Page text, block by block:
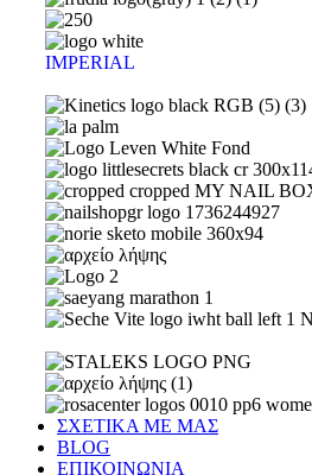
IMPERIAL
ΣΧΕΤΙΚΑ ΜΕ ΜΑΣ
BLOG
ΕΠΙΚΟΙΝΩΝΙΑ